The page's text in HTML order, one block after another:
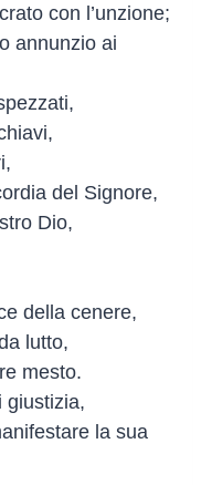
con l’unzione;
annunzio ai
del Signore,
Dio,
della cenere,
lutto,
mesto.
giustizia,
la sua